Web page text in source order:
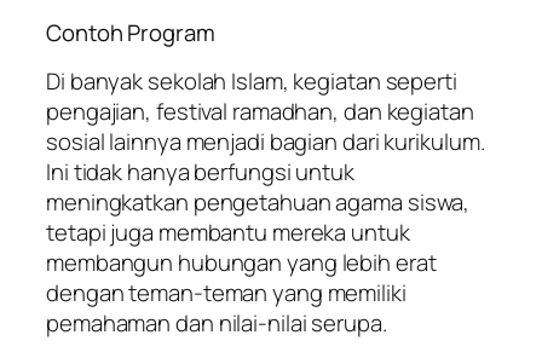
Contoh Program
Di banyak sekolah Islam, kegiatan seperti
pengajian, festival ramadhan, dan kegiatan
sosial lainnya menjadi bagian dari kurikulum.
Ini tidak hanya berfungsi untuk
meningkatkan pengetahuan agama siswa,
tetapi juga membantu mereka untuk
membangun hubungan yang lebih erat
dengan teman-teman yang memiliki
pemahaman dan nilai-nilai serupa.